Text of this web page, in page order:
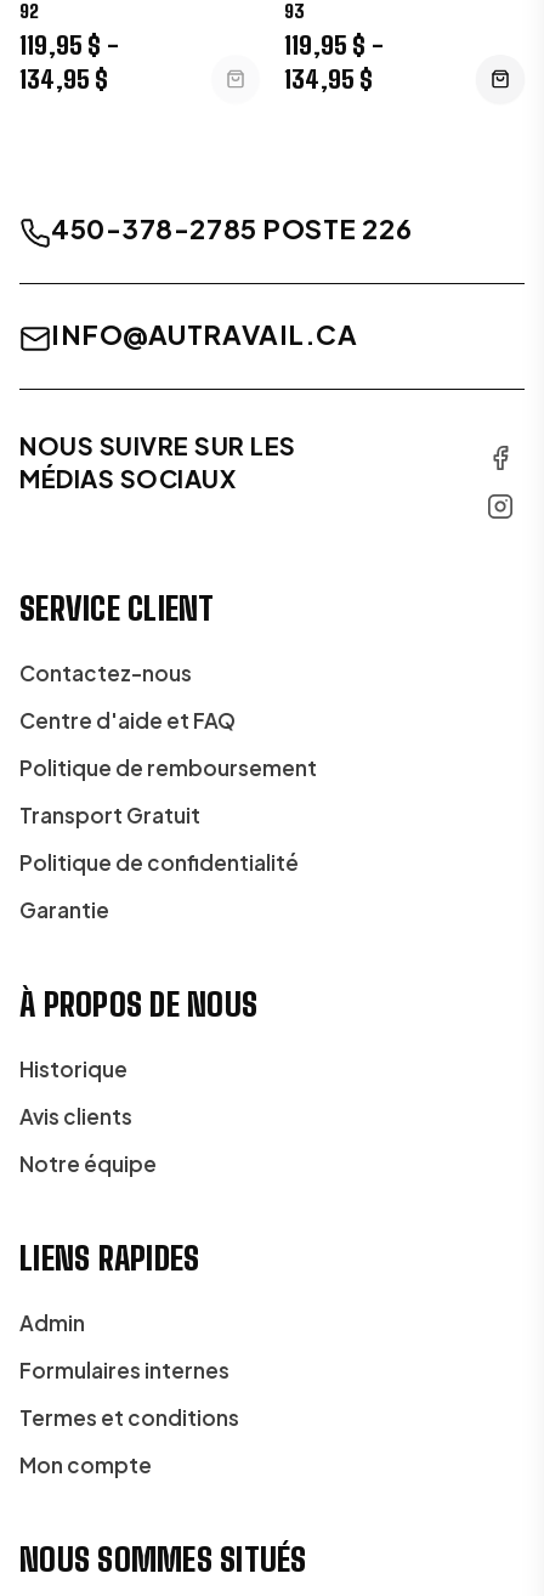
92
119,95 $ -
134,95 $
93
119,95 $ -
134,95 $
450-378-2785 POSTE 226
INFO@AUTRAVAIL.CA
NOUS SUIVRE SUR LES
MÉDIAS SOCIAUX
SERVICE CLIENT
Contactez-nous
Centre d'aide et FAQ
Politique de remboursement
Transport Gratuit
Politique de confidentialité
Garantie
À PROPOS DE NOUS
Historique
Avis clients
Notre équipe
LIENS RAPIDES
Admin
Formulaires internes
Termes et conditions
Mon compte
NOUS SOMMES SITUÉS